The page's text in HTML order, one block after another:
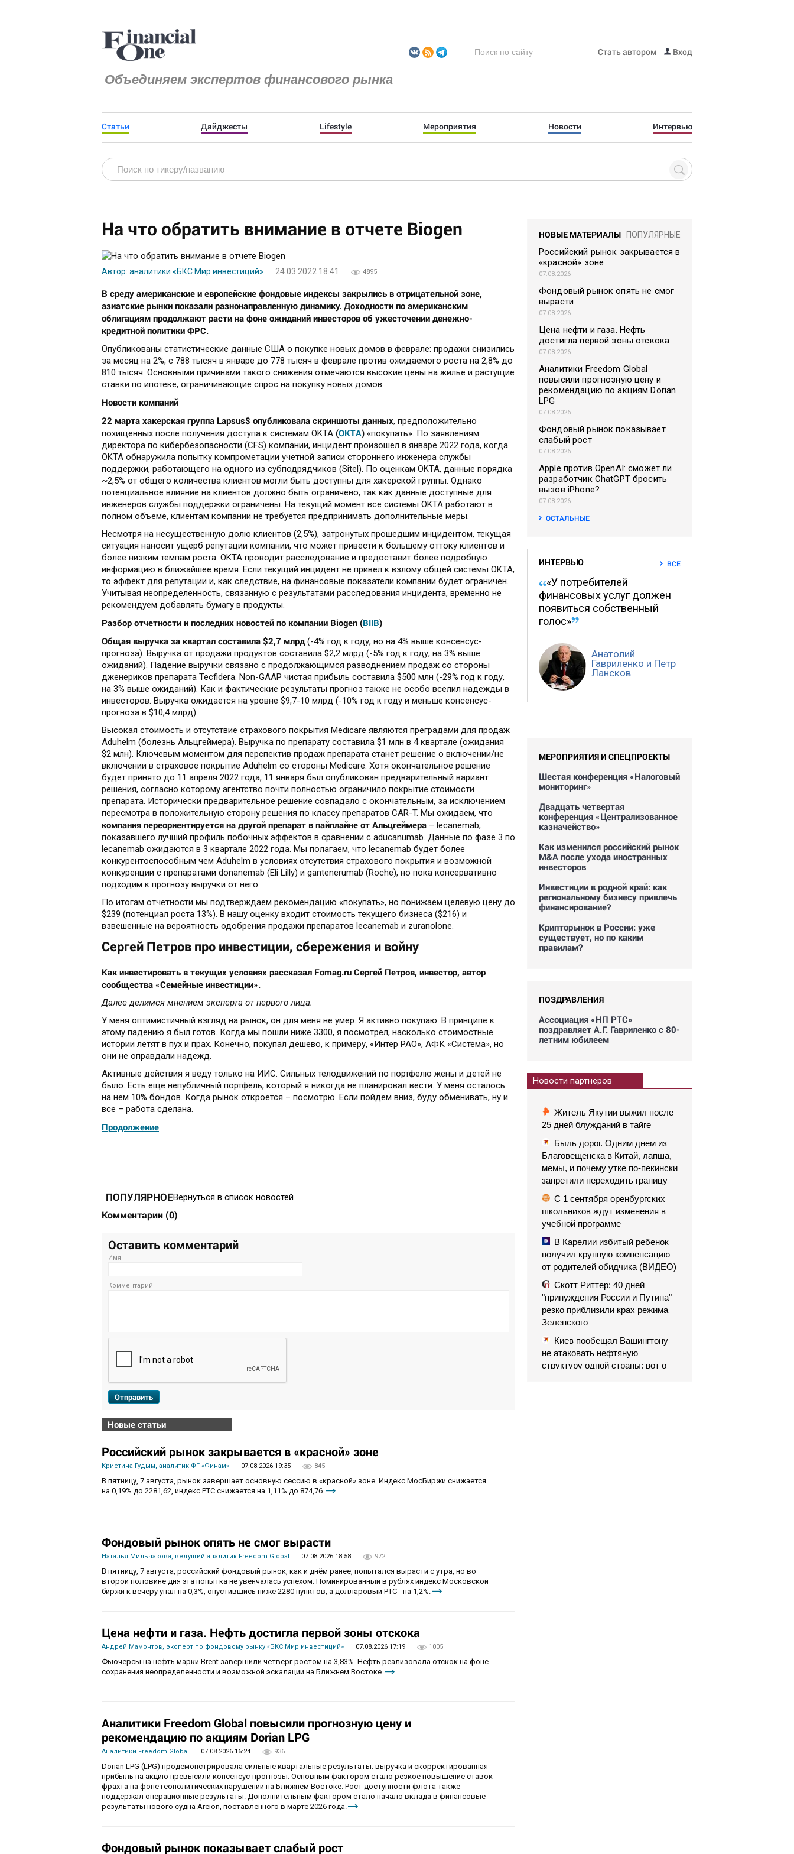
Объединяем экспертов финансового рынка
Стать автором Вход
Статьи Дайджесты Lifestyle Мероприятия Новости Интервью
На что обратить внимание в отчете Biogen
Автор: аналитики «БКС Мир инвестиций» 24.03.2022 18:41 4895
В среду американские и европейские фондовые индексы закрылись в отрицательной зоне,
азиатские рынки показали разнонаправленную динамику. Доходности по американским
облигациям продолжают расти на фоне ожиданий инвесторов об ужесточении денежно-
кредитной политики ФРС.
Опубликованы статистические данные США о покупке новых домов в феврале: продажи снизились
за месяц на 2%, с 788 тысяч в январе до 778 тысяч в феврале против ожидаемого роста на 2,8% до
810 тысяч. Основными причинами такого снижения отмечаются высокие цены на жилье и растущие
ставки по ипотеке, ограничивающие спрос на покупку новых домов.
Новости компаний
22 марта хакерская группа Lapsus$ опубликовала скриншоты данных, предположительно
похищенных после получения доступа к системам OKTA (OKTA) «покупать». По заявлениям
директора по кибербезопасности (CFS) компании, инцидент произошел в январе 2022 года, когда
OKTA обнаружила попытку компрометации учетной записи стороннего инженера службы
поддержки, работающего на одного из субподрядчиков (Sitel). По оценкам OKTA, данные порядка
~2,5% от общего количества клиентов могли быть доступны для хакерской группы. Однако
потенциальное влияние на клиентов должно быть ограничено, так как данные доступные для
инженеров службы поддержки ограничены. На текущий момент все системы OKTA работают в
полном объеме, клиентам компании не требуется предпринимать дополнительные меры.
Несмотря на несущественную долю клиентов (2,5%), затронутых прошедшим инцидентом, текущая
ситуация наносит ущерб репутации компании, что может привести к большему оттоку клиентов и
более низким темпам роста. OKTA проводит расследование и предоставит более подробную
информацию в ближайшее время. Если текущий инцидент не привел к взлому общей системы OKTA,
то эффект для репутации и, как следствие, на финансовые показатели компании будет ограничен.
Учитывая неопределенность, связанную с результатами расследования инцидента, временно не
рекомендуем добавлять бумагу в продукты.
Разбор отчетности и последних новостей по компании Biogen (BIIB)
Общая выручка за квартал составила $2,7 млрд(-4% год к году, но на 4% выше консенсус-
прогноза). Выручка от продажи продуктов составила $2,2 млрд (-5% год к году, на 3% выше
ожиданий). Падение выручки связано с продолжающимся разводнением продаж со стороны
дженериков препарата Tecfidera. Non-GAAP чистая прибыль составила $500 млн (-29% год к году,
на 3% выше ожиданий). Как и фактические результаты прогноз также не особо вселил надежды в
инвесторов. Выручка ожидается на уровне $9,7-10 млрд (-10% год к году и меньше консенсус-
прогноза в $10,4 млрд).
Высокая стоимость и отсутствие страхового покрытия Medicare являются преградами для продаж
Aduhelm (болезнь Альцгеймера). Выручка по препарату составила $1 млн в 4 квартале (ожидания
$2 млн). Ключевым моментом для перспектив продаж препарата станет решение о включении/не
включении в страховое покрытие Aduhelm со стороны Medicare. Хотя окончательное решение
будет принято до 11 апреля 2022 года, 11 января был опубликован предварительный вариант
решения, согласно которому агентство почти полностью ограничило покрытие стоимости
препарата. Исторически предварительное решение совпадало с окончательным, за исключением
пересмотра в положительную сторону решения по классу препаратов СAR-T. Мы ожидаем, что
компания переориентируется на другой препарат в пайплайне от Альцгеймера – lecanemab,
показавшего лучший профиль побочных эффектов в сравнении с aducanumab. Данные по фазе 3 по
lecanemab ожидаются в 3 квартале 2022 года. Мы полагаем, что lecanemab будет более
конкурентоспособным чем Aduhelm в условиях отсутствия страхового покрытия и возможной
конкуренции с препаратами donanemab (Eli Lilly) и gantenerumab (Roche), но пока консервативно
подходим к прогнозу выручки от него.
По итогам отчетности мы подтверждаем рекомендацию «покупать», но понижаем целевую цену до
$239 (потенциал роста 13%). В нашу оценку входит стоимость текущего бизнеса ($216) и
взвешенные на вероятность одобрения продажи препаратов lecanemab и zuranolone.
Сергей Петров про инвестиции, сбережения и войну
Как инвестировать в текущих условиях рассказал Fomag.ru Сергей Петров, инвестор, автор
сообщества «Семейные инвестиции».
Далее делимся мнением эксперта от первого лица.
У меня оптимистичный взгляд на рынок, он для меня не умер. Я активно покупаю. В принципе к
этому падению я был готов. Когда мы пошли ниже 3300, я посмотрел, насколько стоимостные
истории летят в пух и прах. Конечно, покупал дешево, к примеру, «Интер РАО», АФК «Система», но
они не оправдали надежд.
Активные действия я веду только на ИИС. Сильных телодвижений по портфелю жены и детей не
было. Есть еще непубличный портфель, который я никогда не планировал вести. У меня осталось
на нем 10% бондов. Когда рынок откроется – посмотрю. Если пойдем вниз, буду обменивать, ну и
все – работа сделана.
Продолжение
ПОПУЛЯРНОЕВернуться в список новостей
Комментарии (0)
Оставить комментарий
Имя
Комментарий
Отправить
Новые статьи
Российский рынок закрывается в «красной» зоне
Кристина Гудым, аналитик ФГ «Финам» 07.08.2026 19:35 845
В пятницу, 7 августа, рынок завершает основную сессию в «красной» зоне. Индекс МосБиржи снижается
на 0,19% до 2281,62, индекс РТС снижается на 1,11% до 874,76.
Фондовый рынок опять не смог вырасти
Наталья Мильчакова, ведущий аналитик Freedom Global 07.08.2026 18:58 972
В пятницу, 7 августа, российский фондовый рынок, как и днём ранее, попытался вырасти с утра, но во
второй половине дня эта попытка не увенчалась успехом. Номинированный в рублях индекс Московской
биржи к вечеру упал на 0,3%, опустившись ниже 2280 пунктов, а долларовый РТС - на 1,2%.
Цена нефти и газа. Нефть достигла первой зоны отскока
Андрей Мамонтов, эксперт по фондовому рынку «БКС Мир инвестиций» 07.08.2026 17:19 1005
Фьючерсы на нефть марки Brent завершили четверг ростом на 3,83%. Нефть реализовала отскок на фоне
сохранения неопределенности и возможной эскалации на Ближнем Востоке.
Аналитики Freedom Global повысили прогнозную цену и
рекомендацию по акциям Dorian LPG
Аналитики Freedom Global 07.08.2026 16:24 936
Dorian LPG (LPG) продемонстрировала сильные квартальные результаты: выручка и скорректированная
прибыль на акцию превысили консенсус-прогнозы. Основным фактором стало резкое повышение ставок
фрахта на фоне геополитических нарушений на Ближнем Востоке. Рост доступности флота также
поддержал операционные результаты. Дополнительным фактором стало начало вклада в финансовые
результаты нового судна Areion, поставленного в марте 2026 года.
Фондовый рынок показывает слабый рост
НОВЫЕ МАТЕРИАЛЫ ПОПУЛЯРНЫЕ
Российский рынок закрывается в
«красной» зоне
07.08.2026
Фондовый рынок опять не смог
вырасти
07.08.2026
Цена нефти и газа. Нефть
достигла первой зоны отскока
07.08.2026
Аналитики Freedom Global
повысили прогнозную цену и
рекомендацию по акциям Dorian
LPG
07.08.2026
Фондовый рынок показывает
слабый рост
07.08.2026
Apple против OpenAI: сможет ли
разработчик ChatGPT бросить
вызов iPhone?
07.08.2026
ОСТАЛЬНЫЕ
ИНТЕРВЬЮ ВСЕ
«У потребителей
финансовых услуг должен
появиться собственный
голос»
Анатолий
Гавриленко и Петр
Лансков
МЕРОПРИЯТИЯ И СПЕЦПРОЕКТЫ
Шестая конференция «Налоговый
мониторинг»
Двадцать четвертая
конференция «Централизованное
казначейство»
Как изменился российский рынок
M&A после ухода иностранных
инвесторов
Инвестиции в родной край: как
региональному бизнесу привлечь
финансирование?
Крипторынок в России: уже
существует, но по каким
правилам?
ПОЗДРАВЛЕНИЯ
Ассоциация «НП РТС»
поздравляет А.Г. Гавриленко с 80-
летним юбилеем
Новости партнеров
Житель Якутии выжил после
25 дней блужданий в тайге
Быль дорог. Одним днем из
Благовещенска в Китай, лапша,
мемы, и почему утке по-пекински
запретили переходить границу
С 1 сентября оренбургских
школьников ждут изменения в
учебной программе
В Карелии избитый ребенок
получил крупную компенсацию
от родителей обидчика (ВИДЕО)
Скотт Риттер: 40 дней
"принуждения России и Путина"
резко приблизили крах режима
Зеленского
Киев пообещал Вашингтону
не атаковать нефтяную
структуру одной страны: вот о